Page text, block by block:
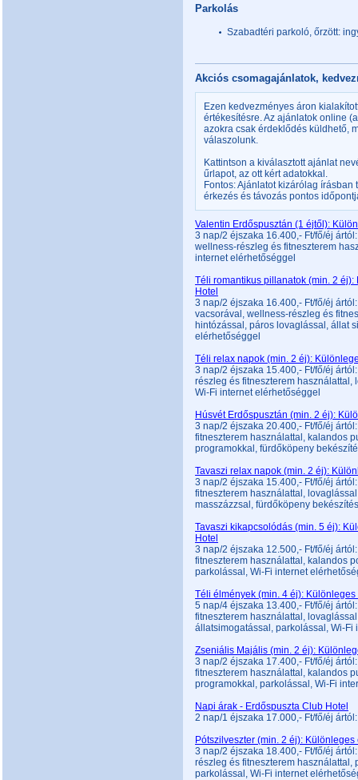
Parkolás
Szabadtéri parkoló, őrzött:
Akciós csomagajánlatok,
Ezen kedvezményes áron
értékesítésre. Az ajánlatok online
azokra csak érdeklődés küldhető,
válaszolunk.
Kattintson a kiválasztott ajánlat
űrlapot, az ott kért adatokkal.
Fontos: Ajánlatot kizárólag
érkezés és távozás pontos
Valentin Erdőspusztán (1 éjtől):
3 nap/2 éjszaka 16.400,- Ft/fő/éj
wellness-részleg és fitneszterem
internet elérhetőséggel
Téli romantikus pillanatok (min. 2
Hotel
3 nap/2 éjszaka 16.400,- Ft/fő/éj
vacsorával, wellness-részleg és
hintózással, páros lovaglással, állat
elérhetőséggel
Téli relax napok (min. 2 éj):
3 nap/2 éjszaka 15.400,- Ft/fő/éj
részleg és fitneszterem
Wi-Fi internet elérhetőséggel
Húsvét Erdőspusztán (min. 2 éj):
3 nap/2 éjszaka 20.400,- Ft/fő/éj
fitneszterem használattal, kalandos
programokkal, fürdőköpeny
Tavaszi relax napok (min. 2 éj):
3 nap/2 éjszaka 15.400,- Ft/fő/éj
fitneszterem használattal,
masszázzsal, fürdőköpeny
Tavaszi kikapcsolódás (min. 5 éj):
Hotel
3 nap/2 éjszaka 12.500,- Ft/fő/éj
fitneszterem használattal, kalandos
parkolással, Wi-Fi internet
Téli élmények (min. 4 éj):
5 nap/4 éjszaka 13.400,- Ft/fő/éj
fitneszterem használattal,
állatsimogatással, parkolással, Wi-Fi
Zseniális Majális (min. 2 éj):
3 nap/2 éjszaka 17.400,- Ft/fő/éj
fitneszterem használattal, kalandos
programokkal, parkolással, Wi-Fi
Napi árak - Erdőspuszta Club Hotel
2 nap/1 éjszaka 17.000,- Ft/fő/éj
Pótszilveszter (min. 2 éj):
3 nap/2 éjszaka 18.400,- Ft/fő/éj
részleg és fitneszterem
parkolással, Wi-Fi internet